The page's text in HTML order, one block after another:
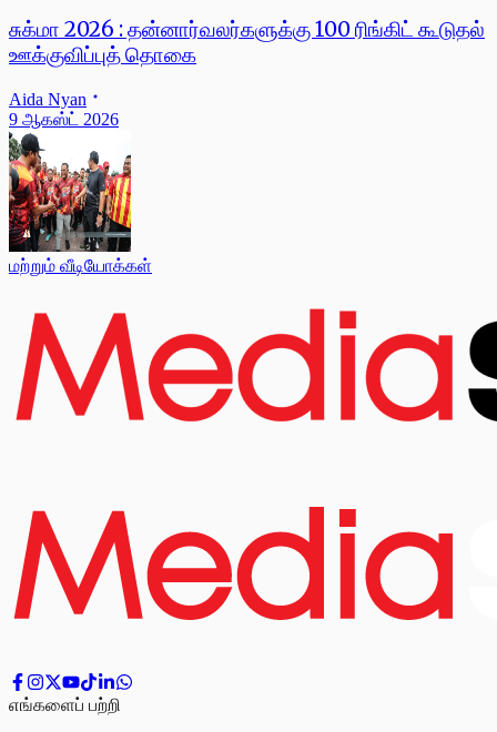
சுக்மா 2026 : தன்னார்வலர்களுக்கு 100 ரிங்கிட் கூடுதல்
ஊக்குவிப்புத் தொகை
Aida Nyan
9 ஆகஸ்ட் 2026
மற்றும் வீடியோக்கள்
எங்களைப் பற்றி